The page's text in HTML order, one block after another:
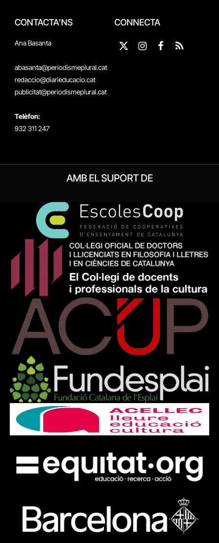
CONTACTA'NS
Ana Basanta
abasanta@periodismeplural.cat
redaccio@diarieducacio.cat
publicitat@periodismeplural.cat
Telèfon:
932 311 247
CONNECTA
X
InstagramFacebook
RSS
AMB EL SUPORT DE